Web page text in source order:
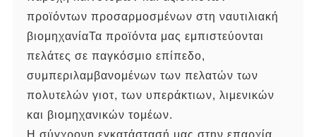
προϊόντων προσαρμοσμένων στη ναυτιλιακή
βιομηχανίαΤα προϊόντα μας εμπιστεύονται
πελάτες σε παγκόσμιο επίπεδο,
συμπεριλαμβανομένων των πελατών των
πολυτελών γιοτ, των υπεράκτιων, λιμενικών
και βιομηχανικών τομέων.
Η σύγχρονη εγκατάστασή μας στην επαρχία